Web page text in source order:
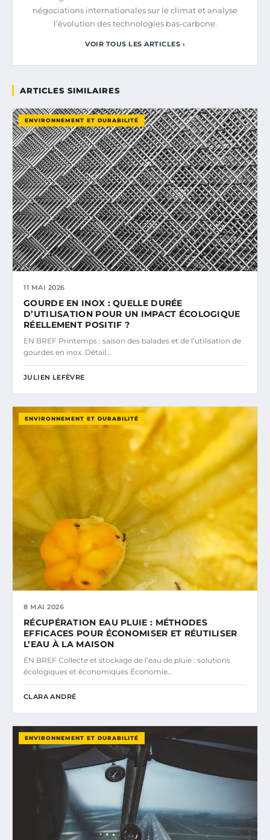
négociations internationales sur le climat et analyse
l’évolution des technologies bas-carbone.
VOIR TOUS LES ARTICLES ›
ARTICLES SIMILAIRES
ENVIRONNEMENT ET DURABILITÉ
11 MAI 2026
GOURDE EN INOX : QUELLE DURÉE
D’UTILISATION POUR UN IMPACT ÉCOLOGIQUE
RÉELLEMENT POSITIF ?
EN BREF Printemps : saison des balades et de l’utilisation de
gourdes en inox. Détail…
JULIEN LEFÈVRE
ENVIRONNEMENT ET DURABILITÉ
8 MAI 2026
RÉCUPÉRATION EAU PLUIE : MÉTHODES
EFFICACES POUR ÉCONOMISER ET RÉUTILISER
L’EAU À LA MAISON
EN BREF Collecte et stockage de l’eau de pluie : solutions
écologiques et économiques Économie…
CLARA ANDRÉ
ENVIRONNEMENT ET DURABILITÉ